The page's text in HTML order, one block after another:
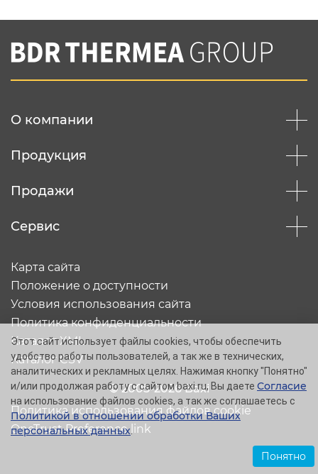
Вы соглашаетесь с нашей политикой
конфеденциальности
О компании
Продукция
Продажи
Сервис
© 2005-2026 Baxi
Карта сайта
Положение о доступности
Условия использования сайта
Политика конфиденциальности
Каталог XML
Каталог CSV
Политика использования файлов cookie
OneTrust Preference link
Этот сайт использует файлы cookies, чтобы обеспечить
удобство работы пользователей, а так же в технических,
аналитических и рекламных целях. Нажимая кнопку "Понятно"
и/или продолжая работу с сайтом baxi.ru, Вы даете Согласие
на использование файлов cookies, а так же соглашаетесь с
Политикой в отношении обработки Ваших
персональных данных.
Понятно